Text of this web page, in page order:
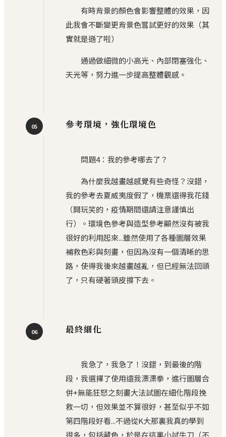
有時背景的顏色會影響整體的效果，因
此我會不斷變更背景色嘗試更好的效果（其
實就是遜了啦）
通過做細微的小高光、內部閉塞強化、
天光等，努力進一步提高整體觀感。
05 參考環境，強化環境色
問題4：我的參考哪去了？
為什麼我越畫越感覺有些奇怪？沒錯，
我的參考去夏威夷度假了，機票還得我花錢
（開玩笑的，疫情期間還請注意謹慎出
行）。環境色參考與造型參考顯然沒有被我
很好的利用起來...雖然使用了各種圖層效果
補救色彩與刻畫，但因為沒有一個清晰的思
路，使得我後來越畫越亂，但已經無法回頭
了，只有硬著頭皮撐下去。
06 最終細化
我急了，我急了！沒錯，到最後的階
段，我選擇了使用還我漂漂拳，進行圖層合
併+無能狂怒之刻畫大法試圖在細化階段挽
救一切，但效果並不算很好，甚至似乎不如
第四階段好看...不過從K大那裏我真的學到
很多，包括藏色，於是在這裏小試牛刀（不